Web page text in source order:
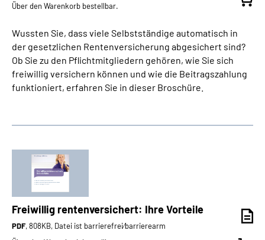
Über den Warenkorb bestellbar.
Wussten Sie, dass viele Selbstständige automatisch in
der gesetzlichen Rentenversicherung abgesichert sind?
Ob Sie zu den Pflichtmitgliedern gehören, wie Sie sich
freiwillig versichern können und wie die Beitragszahlung
funktioniert, erfahren Sie in dieser Broschüre.
Freiwillig rentenversichert: Ihre Vorteile
PDF, 808KB, Datei ist barrierefrei⁄barrierearm